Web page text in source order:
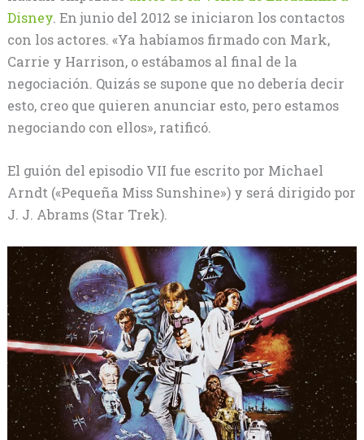
Disney. En junio del 2012 se iniciaron los contactos
con los actores. «Ya habíamos firmado con Mark,
Carrie y Harrison, o estábamos al final de la
negociación. Quizás se supone que no debería decir
esto, creo que quieren anunciar esto, pero estamos
negociando con ellos», ratificó.
El guión del episodio VII fue escrito por Michael
Arndt («Pequeña Miss Sunshine») y será dirigido por
J. J. Abrams (Star Trek).